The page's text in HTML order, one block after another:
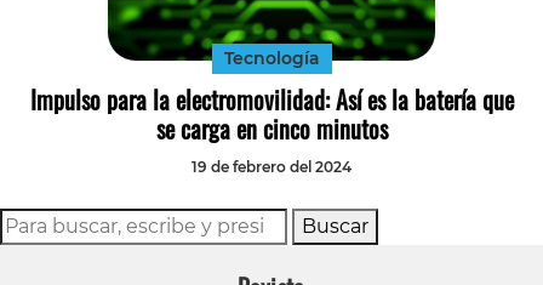
Tecnología
Impulso para la electromovilidad: Así es la batería que
se carga en cinco minutos
19 de febrero del 2024
Buscar